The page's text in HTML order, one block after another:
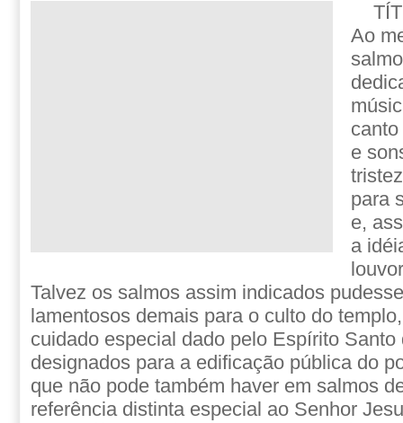
Ao
e
para
e,
a
Talvez os salmos assim indicados
lamentosos demais para o culto do
cuidado especial dado pelo Espírito
designados para a edificação pública do
que não pode também haver em salmos
referência distinta especial ao Senhor